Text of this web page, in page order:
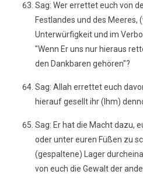
Sag: Wer errettet euch von
Festlandes und des Meeres,
Unterwürfigkeit und im
"Wenn Er uns nur hieraus
den Dankbaren gehören"?
Sag: Allah errettet euch
hierauf gesellt ihr (Ihm)
Sag: Er hat die Macht dazu,
oder unter euren Füßen zu
(gespaltene) Lager
von euch die Gewalt der